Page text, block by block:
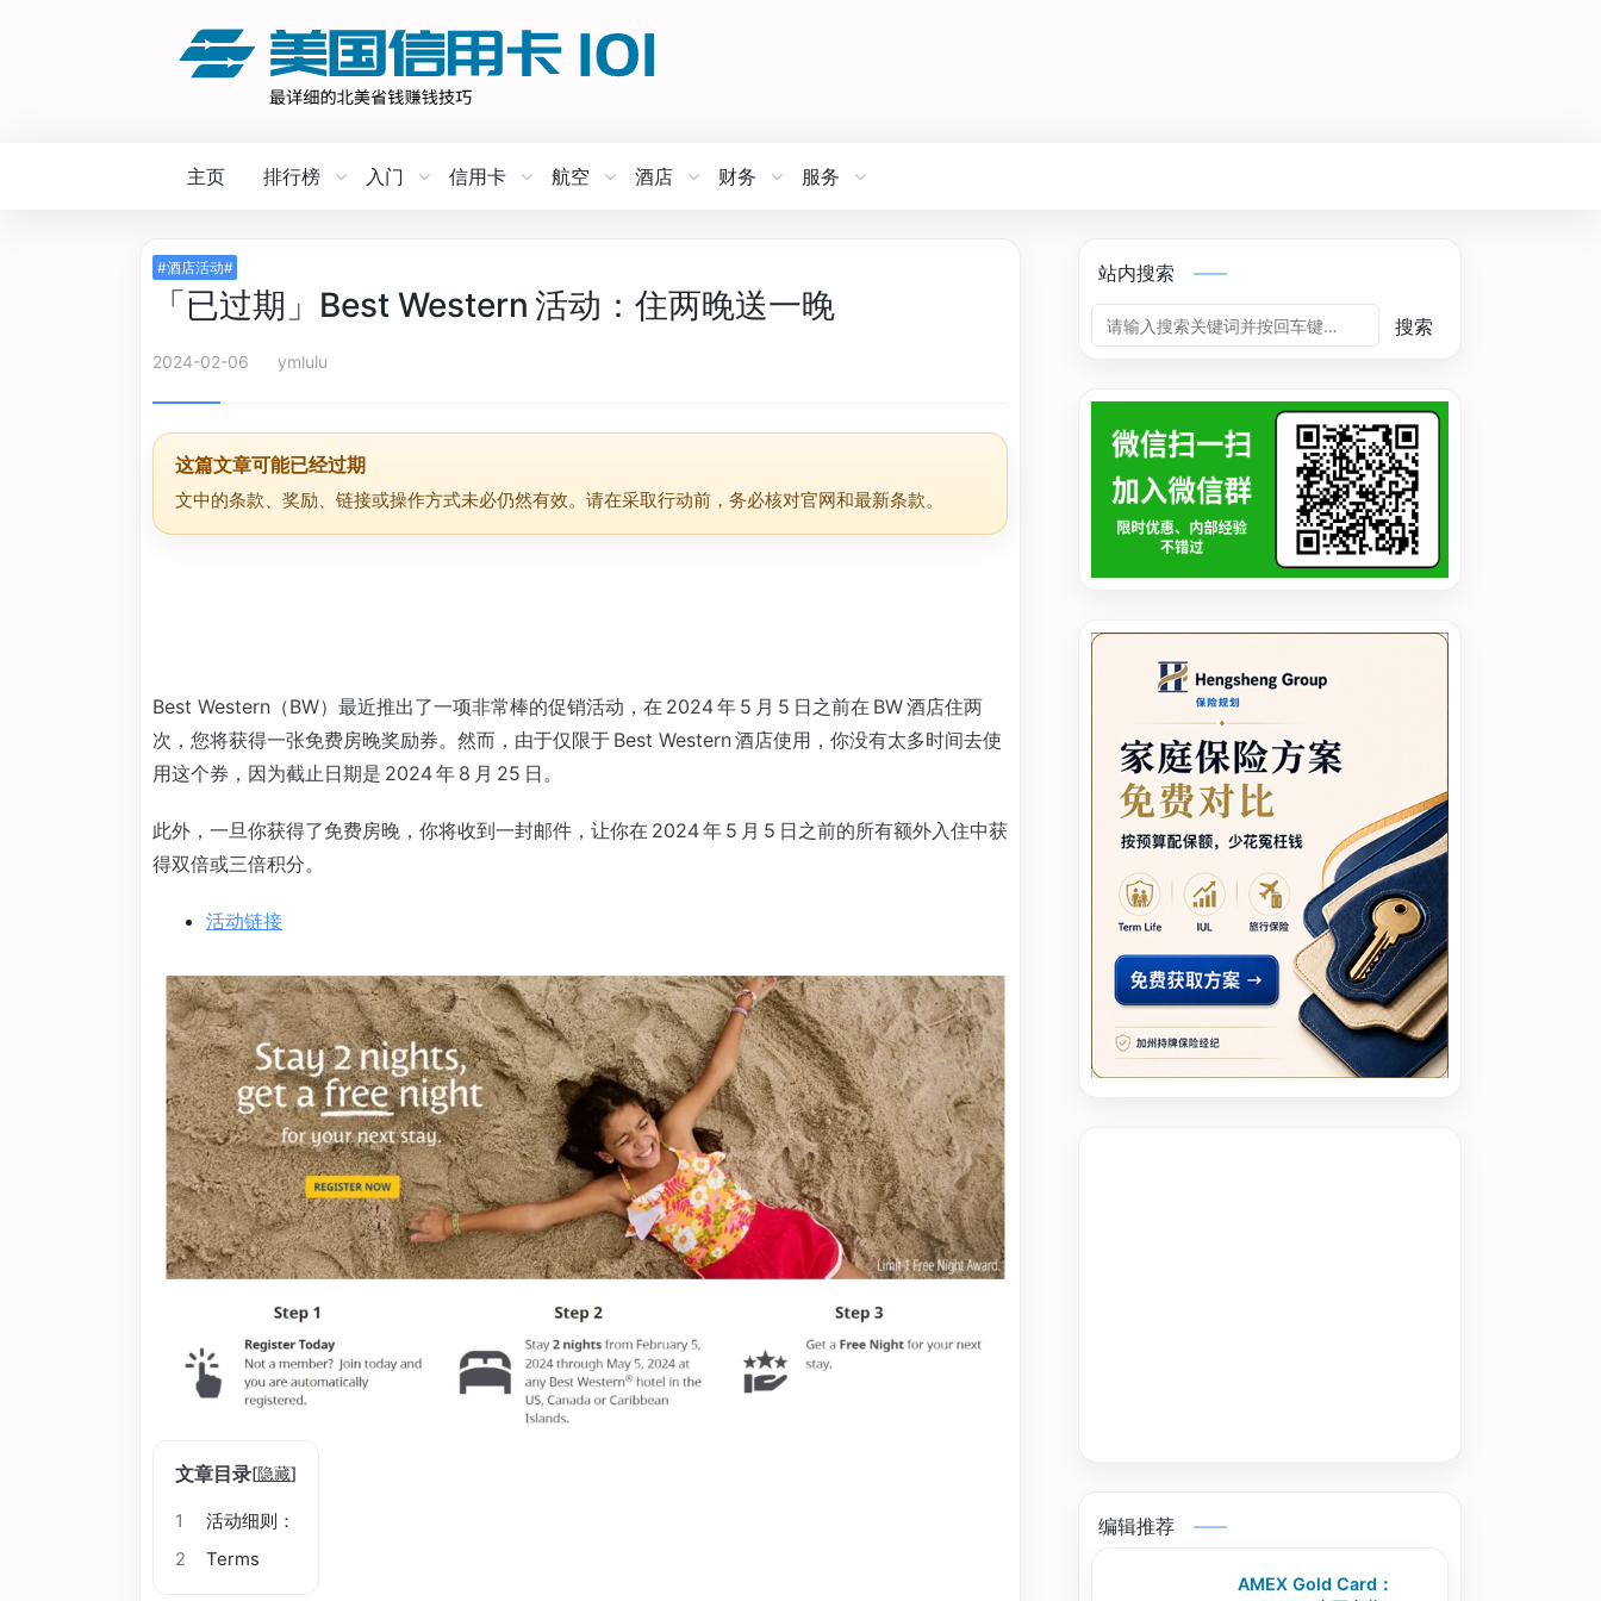
主页 排行榜 入门 信用卡 航空 酒店 财务 服务
#酒店活动#
「已过期」Best Western 活动：住两晚送一晚
2024-02-06 ymlulu
这篇文章可能已经过期
文中的条款、奖励、链接或操作方式未必仍然有效。请在采取行动前，务必核对官网和最新条款。
Best Western（BW）最近推出了一项非常棒的促销活动，在 2024 年 5 月 5 日之前在 BW 酒店住两
次，您将获得一张免费房晚奖励券。然而，由于仅限于 Best Western 酒店使用，你没有太多时间去使
用这个券，因为截止日期是 2024 年 8 月 25 日。
此外，一旦你获得了免费房晚，你将收到一封邮件，让你在 2024 年 5 月 5 日之前的所有额外入住中获
得双倍或三倍积分。
活动链接
文章目录[隐藏]
1
活动细则：
2
Terms
站内搜索
搜索
编辑推荐
AMEX Gold Card：